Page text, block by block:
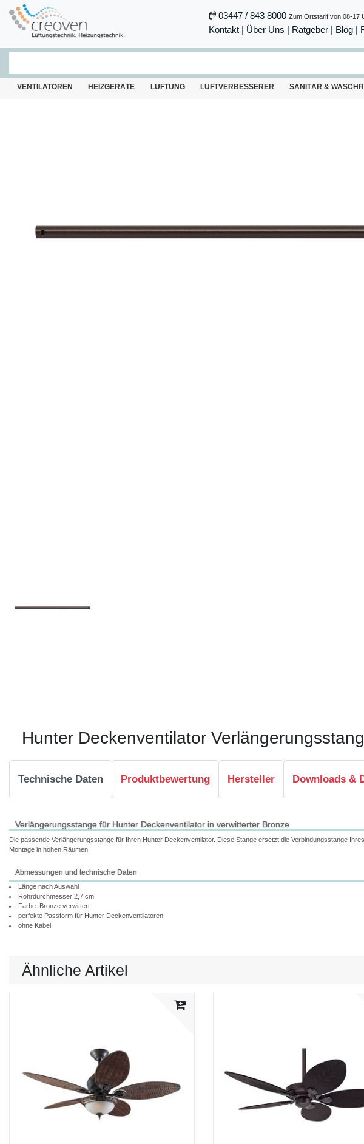
03447 / 843 8000 Zum Ortstarif von 08-17
Kontakt| Über Uns | Ratgeber| Blog |
VENTILATOREN HEIZGERÄTE LÜFTUNG LUFTVERBESSERER SANITÄR &
Hunter Deckenventilator
Technische Daten Produktbewertung Hersteller Downloads &
Verlängerungsstange für Hunter Deckenventilator in verwitterter Bronze
Die passende Verlängerungsstange für Ihren Hunter Deckenventilator. Diese Stange ersetzt die Verbindungsstange
Montage in hohen Räumen.
Abmessungen und technische Daten
Länge nach Auswahl
Rohrdurchmesser 2,7 cm
Farbe: Bronze verwittert
perfekte Passform für Hunter Deckenventilatoren
ohne Kabel
Ähnliche Artikel